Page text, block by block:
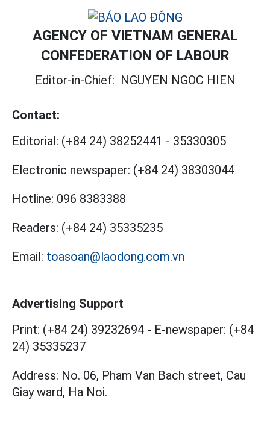
AGENCY OF VIETNAM GENERAL
CONFEDERATION OF LABOUR
Editor-in-Chief: NGUYEN NGOC HIEN
Contact:
Editorial: (+84 24) 38252441 - 35330305
Electronic newspaper: (+84 24) 38303044
Hotline: 096 8383388
Readers: (+84 24) 35335235
Email: toasoan@laodong.com.vn
Advertising Support
Print: (+84 24) 39232694 - E-newspaper: (+84
24) 35335237
Address: No. 06, Pham Van Bach street, Cau
Giay ward, Ha Noi.